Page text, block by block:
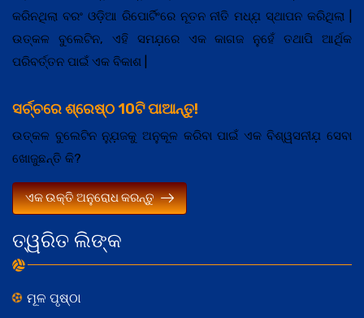
ତ୍ୱରିତ ଲିଙ୍କ
ମୂଳ ପୃଷ୍ଠା
କରିନଥିଲା ବରଂ ଓଡ଼ିଆ ରିପୋର୍ଟିଂରେ ନୂତନ ନୀତି ମଧ୍ଯ଼ ସ୍ଥାପନ କରିଥିଲା |
ଉତ୍କଳ ବୁଲେଟିନ, ଏହି ସମଯ଼ରେ ଏକ କାଗଜ ନୁହେଁ ତଥାପି ଆର୍ଥିକ
ପରିବର୍ତ୍ତନ ପାଇଁ ଏକ ବିକାଶ |
ସର୍ଚ୍ଚରେ ଶ୍ରେଷ୍ଠ 10ଟି ପାଆନ୍ତୁ!
ଉତ୍କଳ ବୁଲେଟିନ ନ୍ଯ଼ୁଜକୁ ଅନୁକୂଳ କରିବା ପାଇଁ ଏକ ବିଶ୍ୱସନୀଯ଼ ସେବା
ଖୋଜୁଛନ୍ତି କି?
ଏକ ଉକ୍ତି ଅନୁରୋଧ କରନ୍ତୁ